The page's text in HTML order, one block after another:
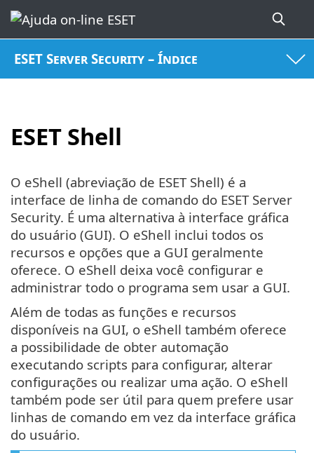
ESET Server Security – Índice
ESET Shell
O eShell (abreviação de ESET Shell) é a
interface de linha de comando do ESET Server
Security. É uma alternativa à interface gráfica
do usuário (GUI). O eShell inclui todos os
recursos e opções que a GUI geralmente
oferece. O eShell deixa você configurar e
administrar todo o programa sem usar a GUI.
Além de todas as funções e recursos
disponíveis na GUI, o eShell também oferece
a possibilidade de obter automação
executando scripts para configurar, alterar
configurações ou realizar uma ação. O eShell
também pode ser útil para quem prefere usar
linhas de comando em vez da interface gráfica
do usuário.